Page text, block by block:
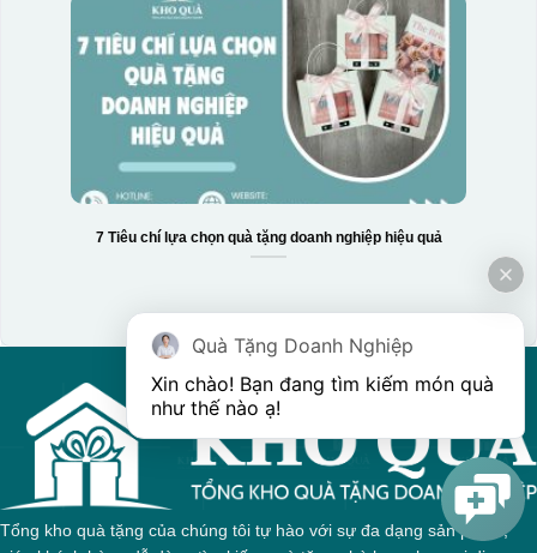
7 Tiêu chí lựa chọn quà tặng doanh nghiệp hiệu quả
Tổng kho quà tặng của chúng tôi tự hào với sự đa dạng sản phẩm,
Quà Tặng Doanh Nghiệp
Xin chào! Bạn đang tìm kiếm món quà
như thế nào ạ!